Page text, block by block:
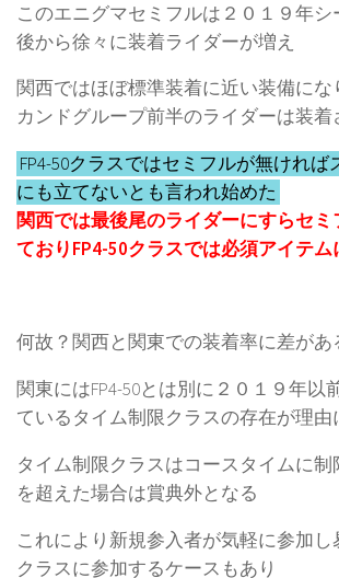
このエニグマセミフルは２０１９年
後から徐々に装着ライダーが増え
関西ではほぼ標準装着に近い装備にな
カンドグループ前半のライダーは装着
FP4-50クラスではセミフルが無ければ
にも立てないとも言われ始めた
関西では最後尾のライダーにすらセ
ておりFP4-50クラスでは必須アイテ
何故？関西と関東での装着率に差があ
関東にはFP4-50とは別に２０１９年以
ているタイム制限クラスの存在が理由
タイム制限クラスはコースタイムに
を超えた場合は賞典外となる
これにより新規参入者が気軽に参加し
クラスに参加するケースもあり